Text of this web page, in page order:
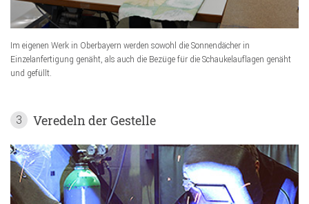
Im eigenen Werk in Oberbayern werden sowohl die Sonnendächer in
Einzelanfertigung genäht, als auch die Bezüge für die Schaukelauflagen genäht
und gefüllt.
3 Veredeln der Gestelle